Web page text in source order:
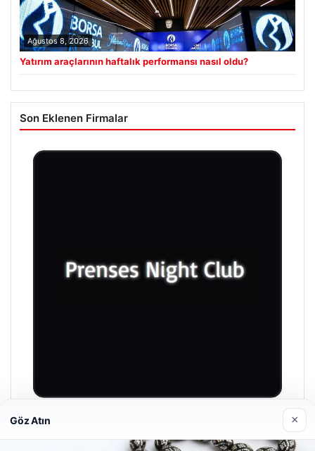
Ağustos 8, 2026
Yatırım araçlarının haftalık performansı nasıl oldu?
Son Eklenen Firmalar
Prenses Night Club
Göz Atın ×